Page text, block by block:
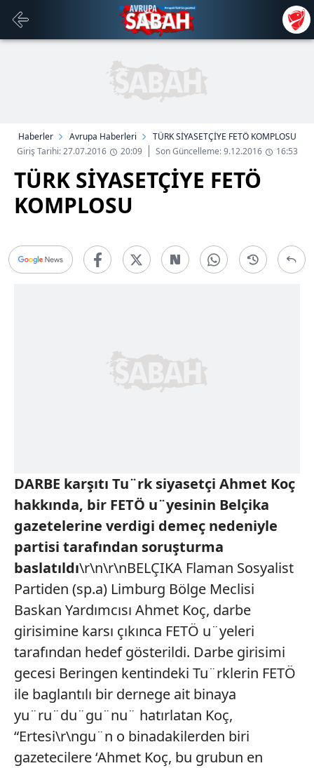
Haberler Avrupa Haberleri
TÜRK SİYASETÇİYE FETÖ KOMPLOSU
Giriş Tarihi: 27.07.2016
20:09 Son Güncelleme: 9.12.2016 16:53
TÜRK SİYASETÇİYE FETÖ
KOMPLOSU
DARBE karşıtı Tu¨rk siyasetçi Ahmet Koç
hakkında, bir FETÖ u¨yesinin Belçika
gazetelerine verdigi demeç nedeniyle
partisi tarafından soruşturma
baslatıldı\r\n\r\nBELÇIKA Flaman Sosyalist
Partiden (sp.a) Limburg Bölge Meclisi
Baskan Yardımcısı Ahmet Koç, darbe
girisimine karsı çıkınca FETÖ u¨yeleri
tarafından hedef gösterildi. Darbe girisimi
gecesi Beringen kentindeki Tu¨rklerin FETÖ
ile baglantılı bir dernege ait binaya
yu¨ru¨du¨gu¨nu¨ hatırlatan Koç,
“Ertesi\r\ngu¨n o binadakilerden biri
gazetecilere ‘Ahmet Koç, bu grubun en